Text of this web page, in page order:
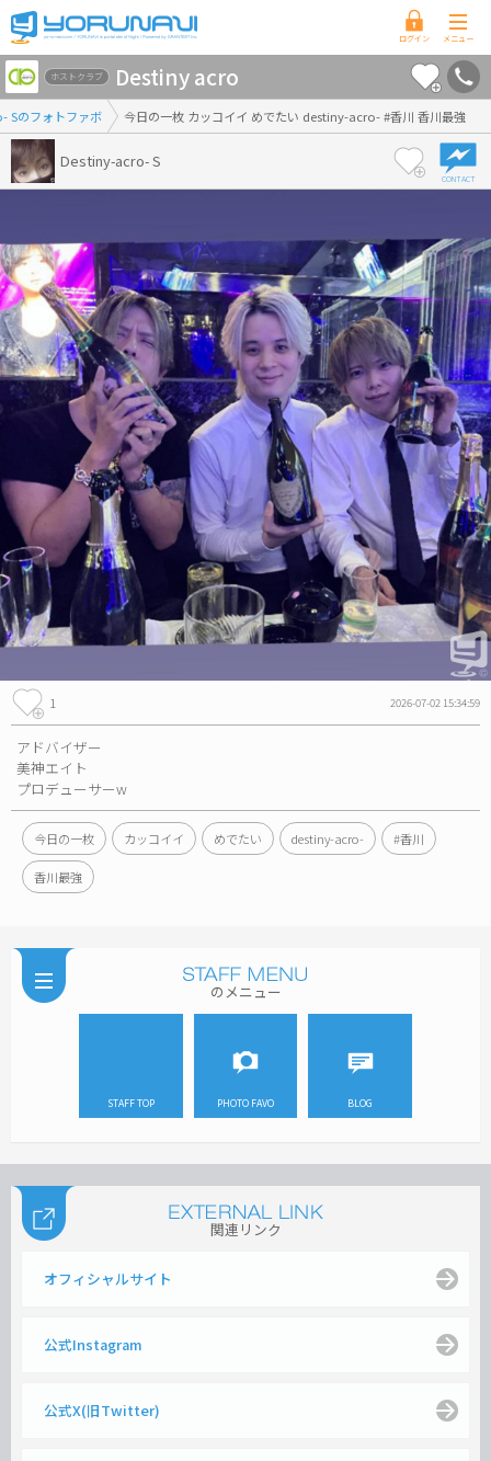
香
川
県
版
Sのフォトファボ 今日の一枚 カッコイイ めでたい destiny-acro- #香川 香川最強
ホストクラブ Destiny acro
Destiny-acro- S
1 2026-07-02 15:34:59
アドバイザー
美神エイト
プロデューサーw
今日の一枚 カッコイイ めでたい destiny-acro- #香川
香川最強
のメニュー
STAFF TOP PHOTO FAVO BLOG
関連リンク
オフィシャルサイト
公式Instagram
公式X(旧Twitter)